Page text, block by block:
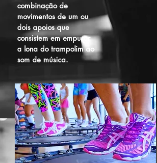
combinação de
movimentos de um ou
dois apoios que
consistem em empurar
a lona do trampolim ao
som de música.